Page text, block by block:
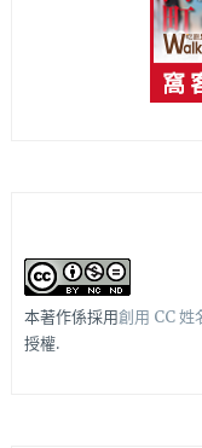
本著作係採用創用 CC
授權.